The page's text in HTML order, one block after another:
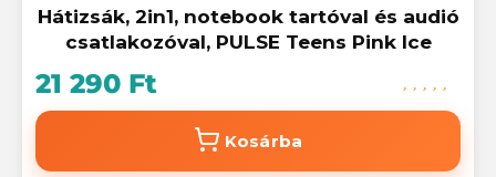
Hátizsák, 2in1, notebook tartóval és audió
csatlakozóval, PULSE Teens Pink Ice
21 290 Ft
Kosárba